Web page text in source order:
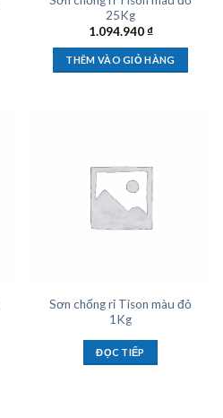
25Kg
1.094.940₫
THÊM VÀO GIỎ HÀNG
Sơn chống rỉ Tison màu đỏ
1Kg
ĐỌC TIẾP